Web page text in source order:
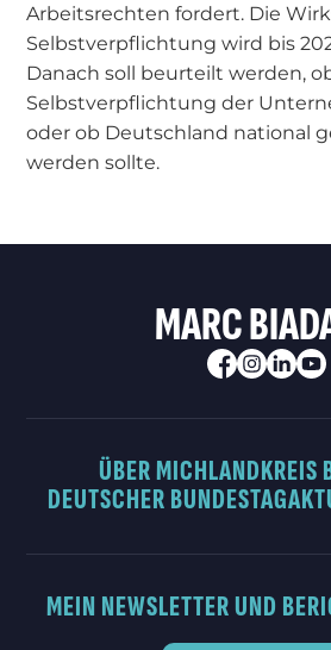
Arbeitsrechten fordert. Die
Selbstverpflichtung wird bis
Danach soll beurteilt werden,
Selbstverpflichtung der
oder ob Deutschland national
werden sollte.
MARC
ÜBER MICHLANDKREIS
DEUTSCHER BUNDESTAG
MEIN NEWSLETTER UND